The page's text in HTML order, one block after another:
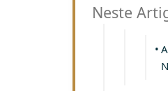
Neste